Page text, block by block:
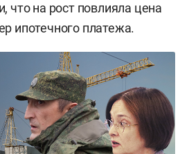
что на рост повлияла цена
ипотечного платежа.